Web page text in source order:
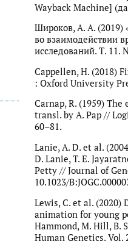
Wayback Machine]
Широков, А. А. (2019)
во взаимодействии
исследований. Т. 11.
Cappellen, H. (2018)
: Oxford University
Carnap, R. (1959)
transl. by A. Pap //
60–81.
Lanie, A. D. et al.
D. Lanie, T. E.
Petty // Journal of
10.1023/
Lewis, C. et al.
animation for young
Hammond, M. Hill, B.
Human Genetics. Vol.